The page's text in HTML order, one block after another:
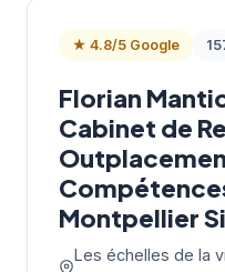
★ 4.8/5 Google
Florian
Cabinet de
Montpellier
Les échelles de la